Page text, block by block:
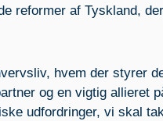
reformer af Tyskland,
hvem der styrer
og en vigtig allieret
udfordringer, vi skal